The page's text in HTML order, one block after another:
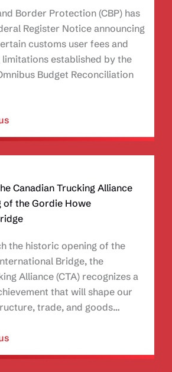
Border Protection (CBP) has
Register Notice announcing
customs user fees and
established by the
Budget Reconciliation
Canadian Trucking Alliance
of the Gordie Howe
the historic opening of the
Bridge, the
Alliance (CTA) recognizes a
that will shape our
trade, and goods…